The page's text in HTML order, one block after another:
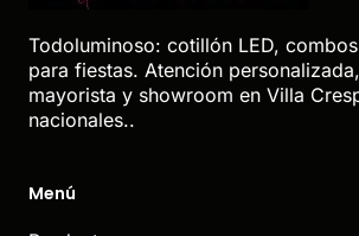
Todoluminoso: cotillón LED,
para fiestas. Atención
mayorista y showroom en Villa
nacionales..
Menú